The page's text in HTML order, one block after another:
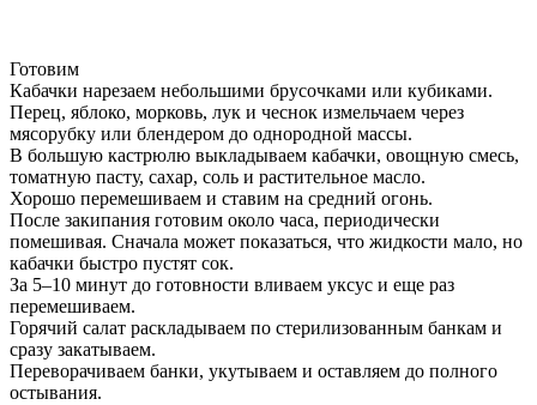
Готовим
Кабачки нарезаем небольшими брусочками или кубиками.
Перец, яблоко, морковь, лук и чеснок измельчаем через
мясорубку или блендером до однородной массы.
В большую кастрюлю выкладываем кабачки, овощную смесь,
томатную пасту, сахар, соль и растительное масло.
Хорошо перемешиваем и ставим на средний огонь.
После закипания готовим около часа, периодически
помешивая. Сначала может показаться, что жидкости мало, но
кабачки быстро пустят сок.
За 5–10 минут до готовности вливаем уксус и еще раз
перемешиваем.
Горячий салат раскладываем по стерилизованным банкам и
сразу закатываем.
Переворачиваем банки, укутываем и оставляем до полного
остывания.